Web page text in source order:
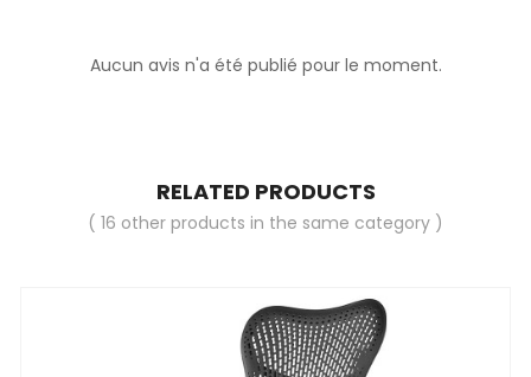
Aucun avis n'a été publié pour le moment.
RELATED PRODUCTS
( 16 other products in the same category )